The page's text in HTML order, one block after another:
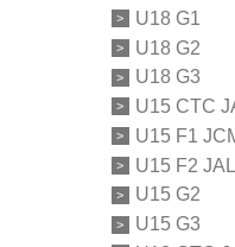
U18 G1
U18 G2
U18 G3
U15 CTC
U15 F1
U15 F2
U15 G2
U15 G3